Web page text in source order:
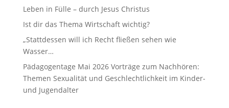
Leben in Fülle – durch Jesus Christus
Ist dir das Thema Wirtschaft wichtig?
„Stattdessen will ich Recht fließen sehen wie
Wasser…
Pädagogentage Mai 2026 Vorträge zum Nachhören:
Themen Sexualität und Geschlechtlichkeit im Kinder-
und Jugendalter